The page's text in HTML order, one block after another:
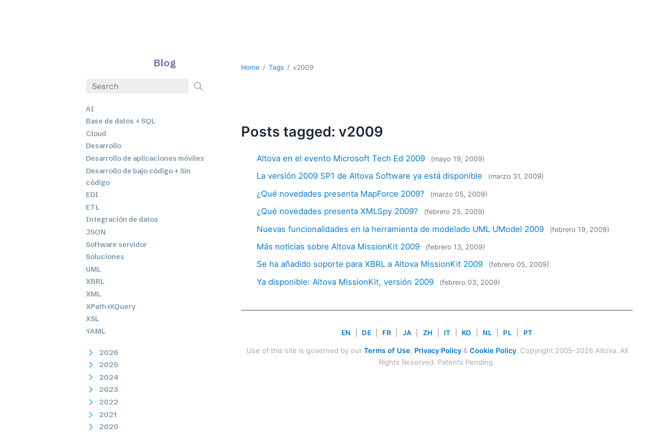
Blog
AI
Base de datos + SQL
Cloud
Desarrollo
Desarrollo de aplicaciones móviles
Desarrollo de bajo código + Sin
código
EDI
ETL
Integración de datos
JSON
Software servidor
Soluciones
UML
XBRL
XML
XPath+XQuery
XSL
YAML
2026
2025
2024
2023
2022
2021
2020
Home Tags v2009
Posts tagged: v2009
Altova en el evento Microsoft Tech Ed 2009 (mayo 19, 2009)
La versión 2009 SP1 de Altova Software ya está disponible (marzo 31, 2009)
¿Qué novedades presenta MapForce 2009? (marzo 05, 2009)
¿Qué novedades presenta XMLSpy 2009? (febrero 25, 2009)
Nuevas funcionalidades en la herramienta de modelado UML UModel 2009 (febrero 19, 2009)
Más noticias sobre Altova MissionKit 2009 (febrero 13, 2009)
Se ha añadido soporte para XBRL a Altova MissionKit 2009 (febrero 05, 2009)
Ya disponible: Altova MissionKit, versión 2009 (febrero 03, 2009)
EN DE FR JA ZH IT KO NL PL PT
Use of this site is governed by our Terms of Use, Privacy Policy& Cookie Policy. Copyright 2005-2026 Altova. All
Rights Reserved. Patents Pending.